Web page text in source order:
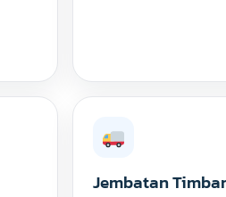
Jembatan